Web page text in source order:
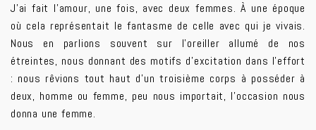
J’ai fait l’amour, une fois, avec deux femmes. À une époque
où cela représentait le fantasme de celle avec qui je vivais.
Nous en parlions souvent sur l’oreiller allumé de nos
étreintes, nous donnant des motifs d’excitation dans l’effort
: nous rêvions tout haut d’un troisième corps à posséder à
deux, homme ou femme, peu nous importait, l’occasion nous
donna une femme.